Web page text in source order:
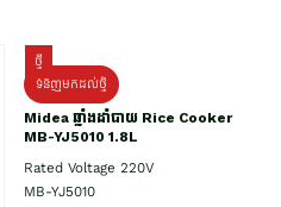
ថ្មី
ទំនិញមកដល់ថ្មិ
Midea ឆ្នាំងដាំបាយ Rice Cooker
MB-YJ5010 1.8L
Rated Voltage 220V
MB-YJ5010